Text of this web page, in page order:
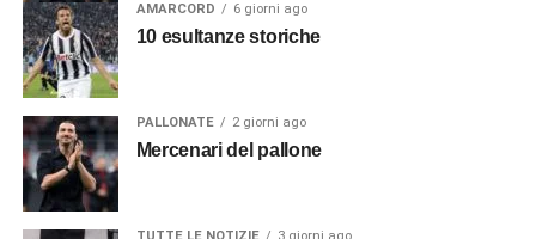
AMARCORD 6 giorni ago
10 esultanze storiche
PALLONATE 2 giorni ago
Mercenari del pallone